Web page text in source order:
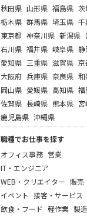
秋田県 山形県 福島県 茨
栃木県 群馬県 埼玉県 千
東京都 神奈川県 新潟県
石川県 福井県 岐阜県 静
愛知県 三重県 滋賀県 京
大阪府 兵庫県 奈良県 和
岡山県 愛媛県 高知県 福
佐賀県 長崎県 熊本県
鹿児島県 沖縄県
職種でお仕事を探す
オフィス事務 営業
IT・エンジニア
WEB・クリエイター 販売
イベント 接客・サービス
飲食・フード 軽作業 製造